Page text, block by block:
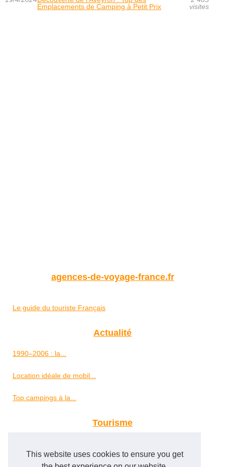
This website uses cookies to ensure you get
Emplacements de Camping à Petit Prix
visites
agences-de-voyage-france.fr
Le guide du touriste Français
Actualité
1990–2006 : la...
Location idéale de mobil...
Top campings à la...
Tourisme